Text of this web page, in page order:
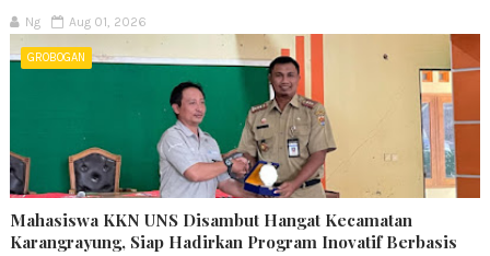
Ng Aug 01, 2026
GROBOGAN
Mahasiswa KKN UNS Disambut Hangat Kecamatan
Karangrayung, Siap Hadirkan Program Inovatif Berbasis